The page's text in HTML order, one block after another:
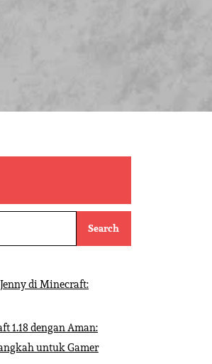
Search
di Minecraft:
1.18 dengan Aman:
untuk Gamer